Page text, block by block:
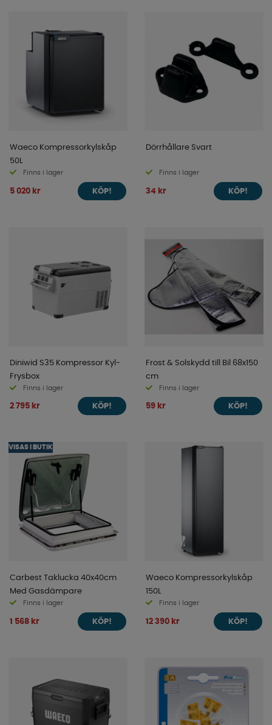
Waeco Kompressorkylskåp
50L
Finns i lager
5 020 kr KÖP!
Dörrhållare Svart
Finns i lager
34 kr KÖP!
Diniwid S35 Kompressor Kyl-
Frysbox
Finns i lager
2 795 kr KÖP!
Frost & Solskydd till Bil 68x150
cm
Finns i lager
59 kr KÖP!
VISAS I BUTIK
Carbest Taklucka 40x40cm
Med Gasdämpare
Finns i lager
1 568 kr KÖP!
Waeco Kompressorkylskåp
150L
Finns i lager
12 390 kr KÖP!